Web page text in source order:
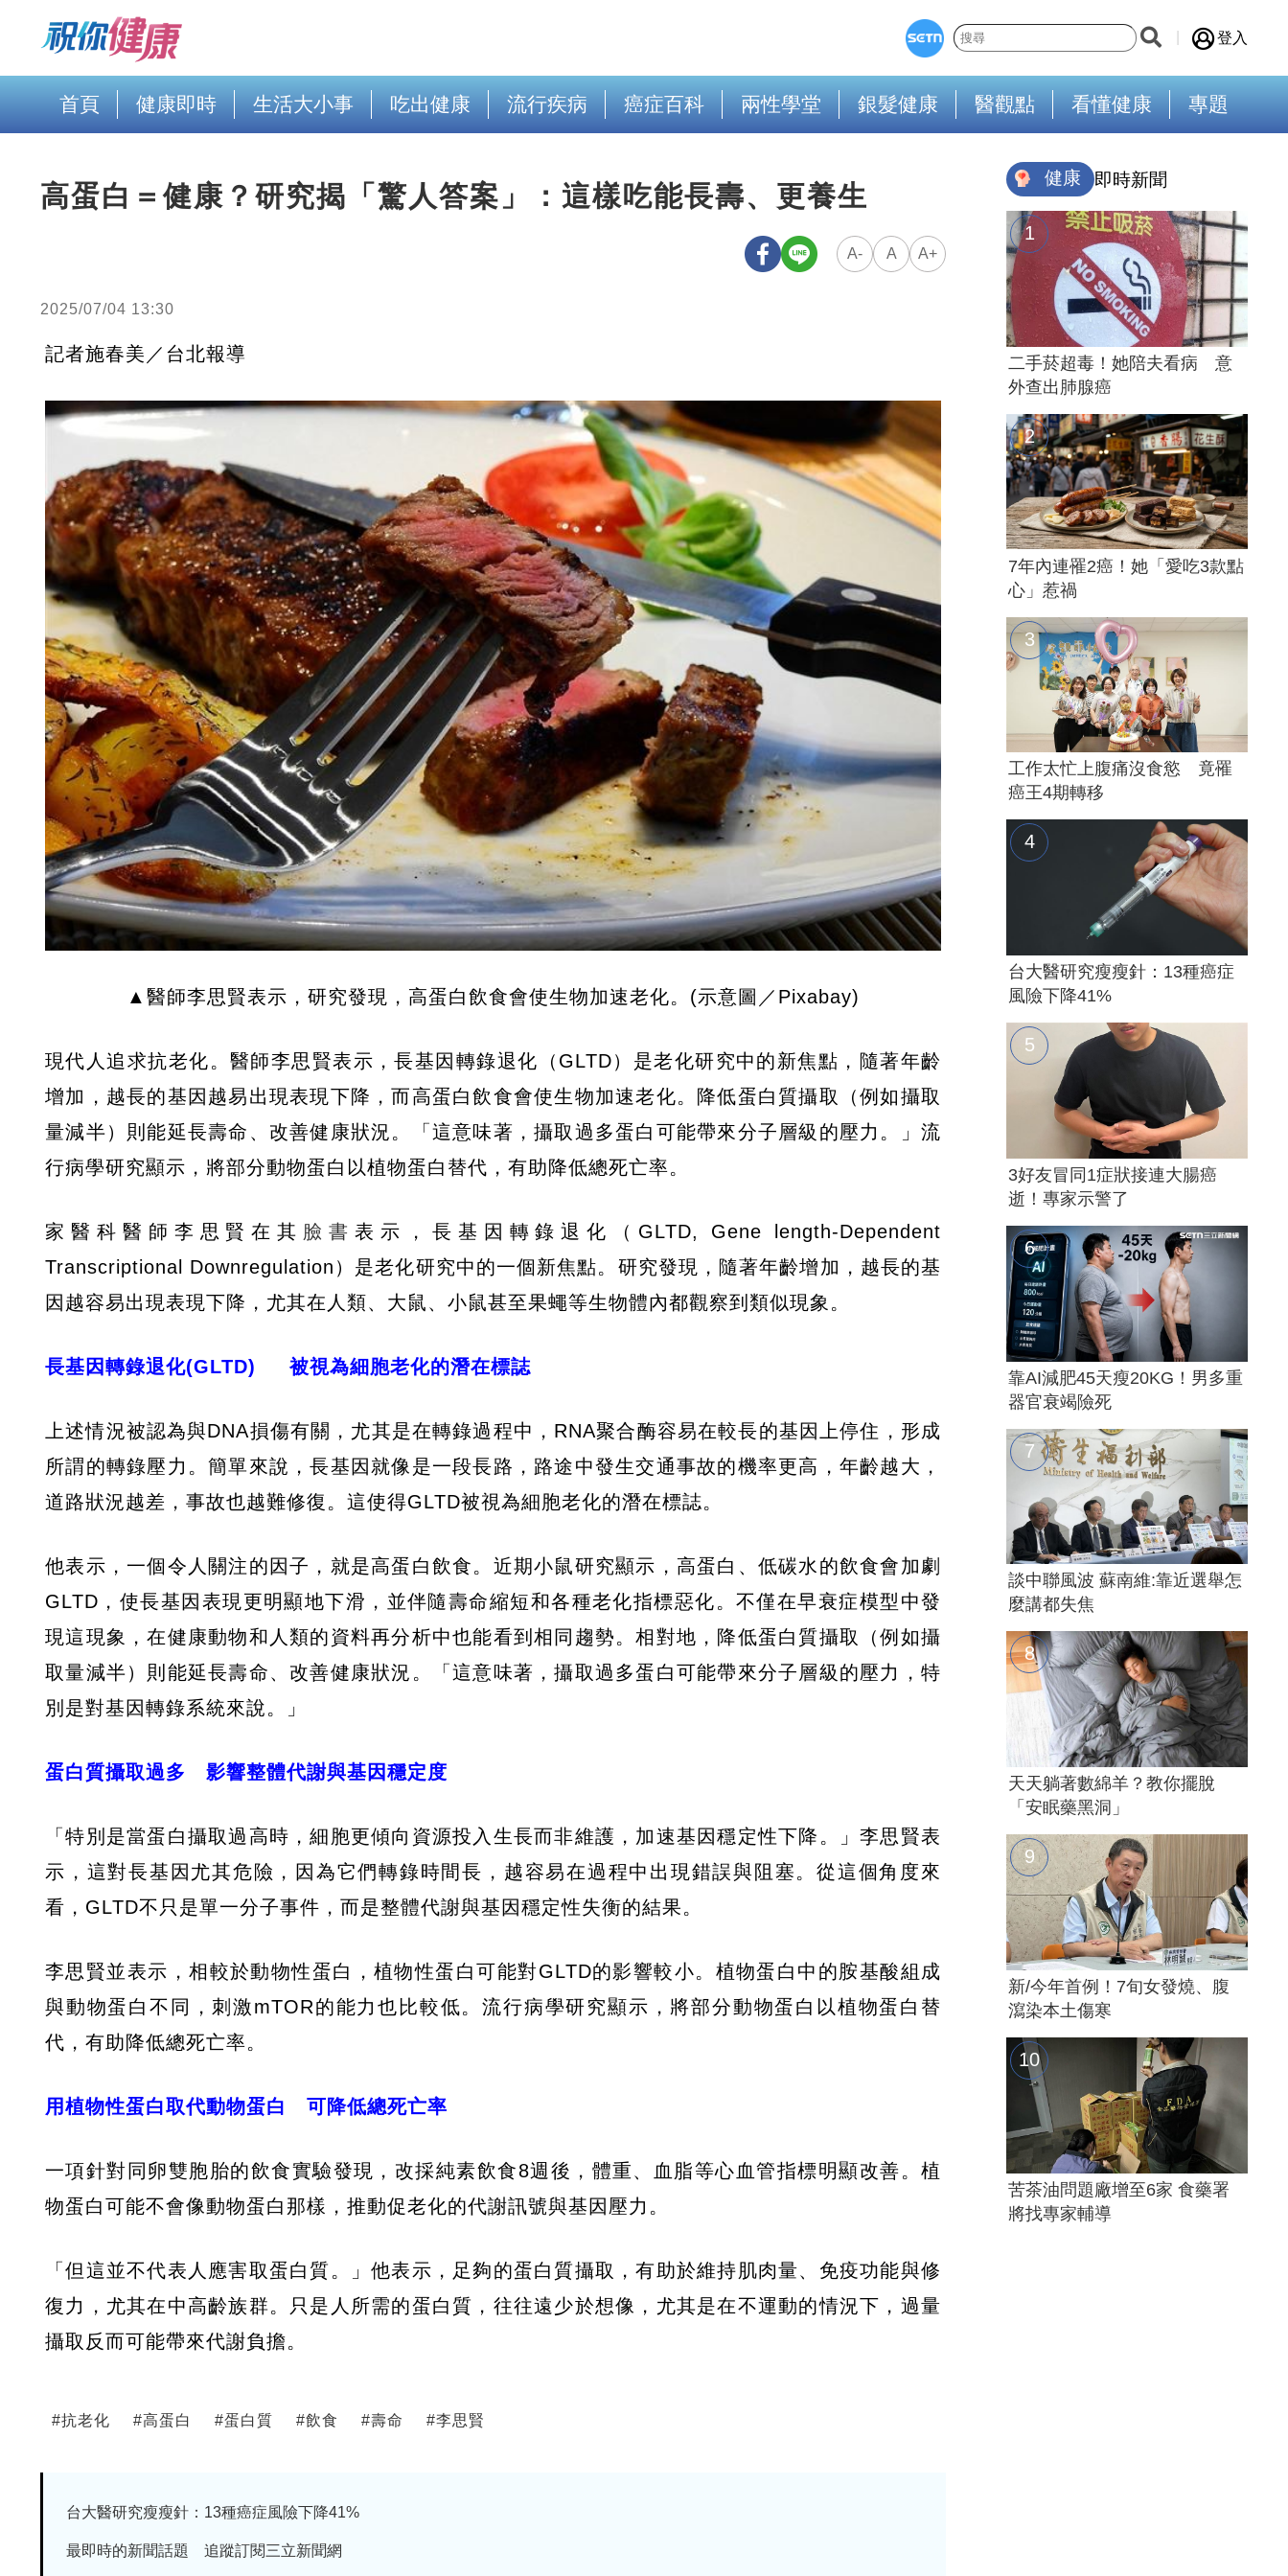
登入
首頁 健康即時 生活大小事 吃出健康 流行疾病 癌症百科 兩性學堂 銀髮健康 醫觀點 看懂健康 專題
高蛋白＝健康？研究揭「驚人答案」：這樣吃能長壽、更養生
A- A A+
2025/07/04 13:30
記者施春美／台北報導
▲醫師李思賢表示，研究發現，高蛋白飲食會使生物加速老化。(示意圖／Pixabay)
現代人追求抗老化。醫師李思賢表示，長基因轉錄退化（GLTD）是老化研究中的新焦點，隨著年齡
增加，越長的基因越易出現表現下降，而高蛋白飲食會使生物加速老化。降低蛋白質攝取（例如攝取
量減半）則能延長壽命、改善健康狀況。「這意味著，攝取過多蛋白可能帶來分子層級的壓力。」流
行病學研究顯示，將部分動物蛋白以植物蛋白替代，有助降低總死亡率。
家醫科醫師李思賢在其 臉書表示，長基因轉錄退化（GLTD, Gene length-Dependent
Transcriptional Downregulation）是老化研究中的一個新焦點。研究發現，隨著年齡增加，越長的基
因越容易出現表現下降，尤其在人類、大鼠、小鼠甚至果蠅等生物體內都觀察到類似現象。
長基因轉錄退化(GLTD) 被視為細胞老化的潛在標誌
上述情況被認為與DNA損傷有關，尤其是在轉錄過程中，RNA聚合酶容易在較長的基因上停住，形成
所謂的轉錄壓力。簡單來說，長基因就像是一段長路，路途中發生交通事故的機率更高，年齡越大，
道路狀況越差，事故也越難修復。這使得GLTD被視為細胞老化的潛在標誌。
他表示，一個令人關注的因子，就是高蛋白飲食。近期小鼠研究顯示，高蛋白、低碳水的飲食會加劇
GLTD，使長基因表現更明顯地下滑，並伴隨壽命縮短和各種老化指標惡化。不僅在早衰症模型中發
現這現象，在健康動物和人類的資料再分析中也能看到相同趨勢。相對地，降低蛋白質攝取（例如攝
取量減半）則能延長壽命、改善健康狀況。「這意味著，攝取過多蛋白可能帶來分子層級的壓力，特
別是對基因轉錄系統來說。」
蛋白質攝取過多 影響整體代謝與基因穩定度
「特別是當蛋白攝取過高時，細胞更傾向資源投入生長而非維護，加速基因穩定性下降。」李思賢表
示，這對長基因尤其危險，因為它們轉錄時間長，越容易在過程中出現錯誤與阻塞。從這個角度來
看，GLTD不只是單一分子事件，而是整體代謝與基因穩定性失衡的結果。
李思賢並表示，相較於動物性蛋白，植物性蛋白可能對GLTD的影響較小。植物蛋白中的胺基酸組成
與動物蛋白不同，刺激mTOR的能力也比較低。流行病學研究顯示，將部分動物蛋白以植物蛋白替
代，有助降低總死亡率。
用植物性蛋白取代動物蛋白 可降低總死亡率
一項針對同卵雙胞胎的飲食實驗發現，改採純素飲食8週後，體重、血脂等心血管指標明顯改善。植
物蛋白可能不會像動物蛋白那樣，推動促老化的代謝訊號與基因壓力。
「但這並不代表人應害取蛋白質。」他表示，足夠的蛋白質攝取，有助於維持肌肉量、免疫功能與修
復力，尤其在中高齡族群。只是人所需的蛋白質，往往遠少於想像，尤其是在不運動的情況下，過量
攝取反而可能帶來代謝負擔。
#抗老化 #高蛋白 #蛋白質 #飲食 #壽命 #李思賢
台大醫研究瘦瘦針：13種癌症風險下降41%
最即時的新聞話題 追蹤訂閱三立新聞網
健康 即時新聞
二手菸超毒！她陪夫看病 意
外查出肺腺癌
7年內連罹2癌！她「愛吃3款點
心」惹禍
工作太忙上腹痛沒食慾 竟罹
癌王4期轉移
台大醫研究瘦瘦針：13種癌症
風險下降41%
3好友冒同1症狀接連大腸癌
逝！專家示警了
靠AI減肥45天瘦20KG！男多重
器官衰竭險死
談中聯風波 蘇南維:靠近選舉怎
麼講都失焦
天天躺著數綿羊？教你擺脫
「安眠藥黑洞」
新/今年首例！7旬女發燒、腹
瀉染本土傷寒
苦茶油問題廠增至6家 食藥署
將找專家輔導